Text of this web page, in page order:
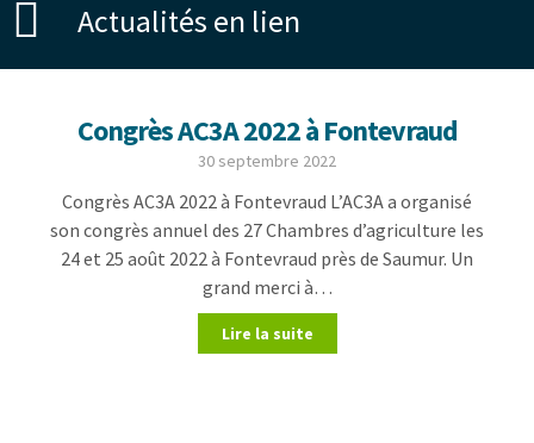
Actualités en lien
Congrès AC3A 2022 à Fontevraud
30 septembre 2022
Congrès AC3A 2022 à Fontevraud L’AC3A a organisé
son congrès annuel des 27 Chambres d’agriculture les
24 et 25 août 2022 à Fontevraud près de Saumur. Un
grand merci à…
Lire la suite